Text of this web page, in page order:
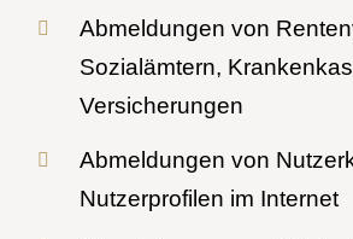
Abmeldungen von
Sozialämtern,
Versicherungen
Abmeldungen von
Nutzerprofilen im Internet